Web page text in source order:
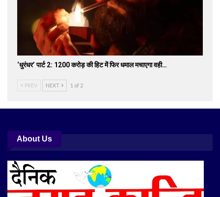
‘धुरंधर’ पार्ट 2: 1200 करोड़ की हिट में फिर धमाल मचाएगा वही…
PREV NEXT 1 of 2
About Us